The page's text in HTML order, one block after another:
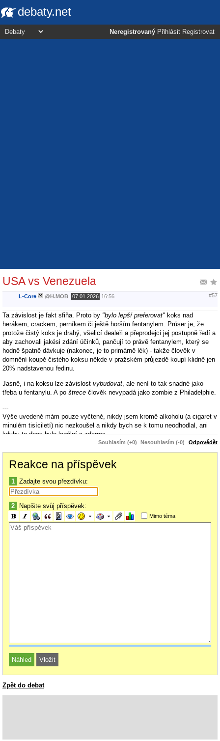
debaty.net
Neregistrovaný Přihlásit Registrovat
USA vs Venezuela
L-Core @H.MOB 07.01.2026 16:56 #57
Ta závislost je fakt sfiňa. Proto by "bylo lepší preferovat" koks nad
herákem, crackem, perníkem či ještě horším fentanylem. Průser je, že
protože čistý koks je drahý, všelicí dealeři a přeprodejci jej postupně ředí a
aby zachovali jakési zdání účinků, pančují to právě fentanylem, který se
hodně špatně dávkuje (nakonec, je to primárně lék) - takže člověk v
domnění koupě čistého koksu někde v pražském průjezdě koupí klidně jen
20% nadstavenou ředinu.
Jasně, i na koksu lze závislost vybudovat , ale není to tak snadné jako
třeba u fentanylu. A po štrece člověk nevypadá jako zombie z Philadelphie.
---
Výše uvedené mám pouze vyčtené, nikdy jsem kromě alkoholu (a cigaret v
minulém tisíciletí) nic nezkoušel a nikdy bych se k tomu neodhodlal, ani
kdyby to dnes bylo legální a zdarma.
Souhlasím (+0) Nesouhlasím (-0) Odpovědět
Reakce na příspěvek
1 Zadajte svou přezdívku:
2 Napište svůj příspěvek:
Mimo téma
Zpět do debat